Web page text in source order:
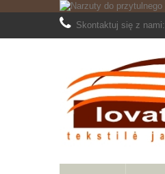
Skontaktuj się z nami: